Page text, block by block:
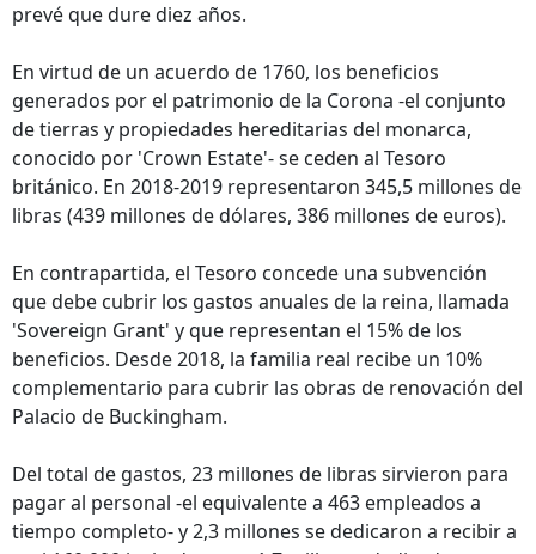
prevé que dure diez años.
En virtud de un acuerdo de 1760, los beneficios
generados por el patrimonio de la Corona -el conjunto
de tierras y propiedades hereditarias del monarca,
conocido por 'Crown Estate'- se ceden al Tesoro
británico. En 2018-2019 representaron 345,5 millones de
libras (439 millones de dólares, 386 millones de euros).
En contrapartida, el Tesoro concede una subvención
que debe cubrir los gastos anuales de la reina, llamada
'Sovereign Grant' y que representan el 15% de los
beneficios. Desde 2018, la familia real recibe un 10%
complementario para cubrir las obras de renovación del
Palacio de Buckingham.
Del total de gastos, 23 millones de libras sirvieron para
pagar al personal -el equivalente a 463 empleados a
tiempo completo- y 2,3 millones se dedicaron a recibir a